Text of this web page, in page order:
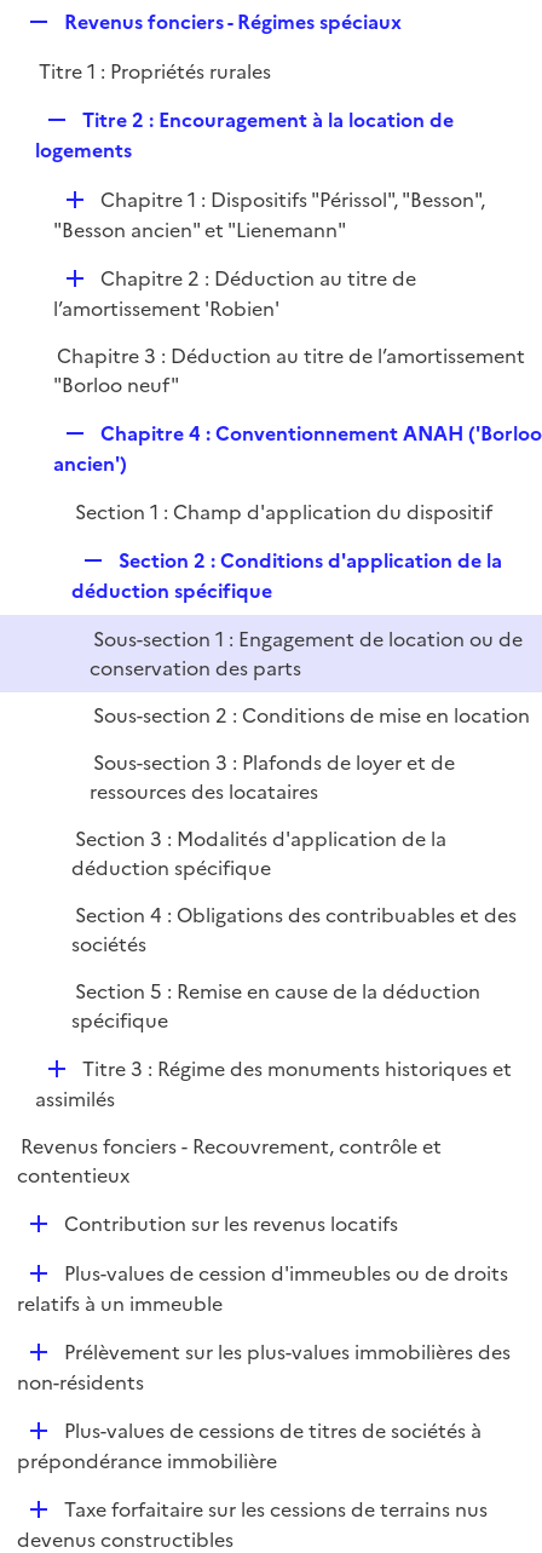
r
l
i
e
r
p
e
Revenus fonciers - Régimes spéciaux
Titre 1 : Propriétés rurales
e
l
i
e
r
Titre 2 : Encouragement à la location de
logements
D
é
i
r
Chapitre 1 : Dispositifs "Périssol", "Besson",
"Besson ancien" et "Lienemann"
D
é
l
i
r
Chapitre 2 : Déduction au titre de
l’amortissement 'Robien'
Chapitre 3 : Déduction au titre de l’amortissement
"Borloo neuf"
e
l
e
r
Chapitre 4 : Conventionnement ANAH ('Borloo
ancien')
Section 1 : Champ d'application du dispositif
e
p
l
i
Section 2 : Conditions d'application de la
déduction spécifique
Sous-section 1 : Engagement de location ou de
conservation des parts
Sous-section 2 : Conditions de mise en location
Sous-section 3 : Plafonds de loyer et de
ressources des locataires
Section 3 : Modalités d'application de la
déduction spécifique
Section 4 : Obligations des contribuables et des
sociétés
Section 5 : Remise en cause de la déduction
spécifique
D
é
l
i
e
Titre 3 : Régime des monuments historiques et
assimilés
Revenus fonciers - Recouvrement, contrôle et
contentieux
D
l
Contribution sur les revenus locatifs
D
é
i
Plus-values de cession d'immeubles ou de droits
relatifs à un immeuble
D
é
i
Prélèvement sur les plus-values immobilières des
non-résidents
D
é
i
Plus-values de cessions de titres de sociétés à
prépondérance immobilière
D
é
Taxe forfaitaire sur les cessions de terrains nus
devenus constructibles